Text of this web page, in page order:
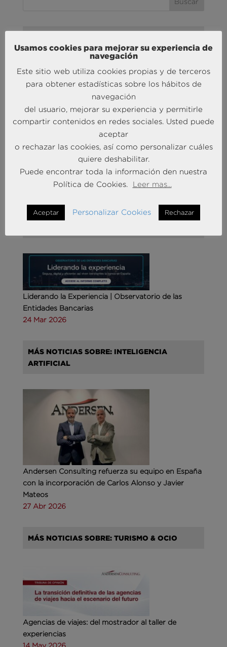
BRAINTRUST
Andersen Consulting refuerza su crecimiento en
España con la incorporación de Francisco Puertas
como Socio Responsable de Human Capital
30 Sep 2025
MÁS NOTICIAS SOBRE: INTELIGENCIA
Liderando la Experiencia | Observatorio de las
Entidades Bancarias
24 Mar 2026
MÁS NOTICIAS SOBRE: INTELIGENCIA
ARTIFICIAL
Andersen Consulting refuerza su equipo en España
con la incorporación de Carlos Alonso y Javier
Mateos
27 Abr 2026
MÁS NOTICIAS SOBRE: TURISMO & OCIO
Agencias de viajes: del mostrador al taller de
experiencias
14 May 2026
Usamos cookies para mejorar su experiencia de
navegación
Este sitio web utiliza cookies propias y de terceros
para obtener estadísticas sobre los hábitos de
navegación
del usuario, mejorar su experiencia y permitirle
compartir contenidos en redes sociales. Usted puede
aceptar
o rechazar las cookies, así como personalizar cuáles
quiere deshabilitar.
Puede encontrar toda la información den nuestra
Política de Cookies.
Leer mas...
Aceptar Personalizar Cookies Rechazar